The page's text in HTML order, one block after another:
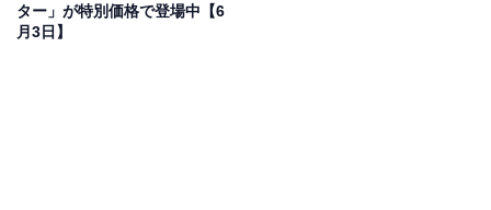
ター」が特別価格で登場中【6
月3日】